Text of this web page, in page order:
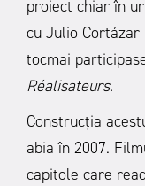
proiect chiar în
cu Julio Cortázar
tocmai
Réalisateurs.
Construcţia
abia în 2007.
capitole care